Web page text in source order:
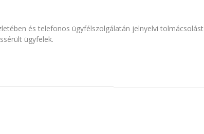
és telefonos ügyfélszolgálatán jelnyelvi tolmácsolást
ügyfelek.